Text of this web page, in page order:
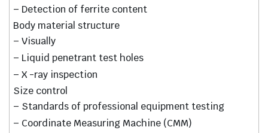
– Detection of ferrite content
Body material structure
– Visually
– Liquid penetrant test holes
– X -ray inspection
Size control
– Standards of professional equipment testing
– Coordinate Measuring Machine (CMM)